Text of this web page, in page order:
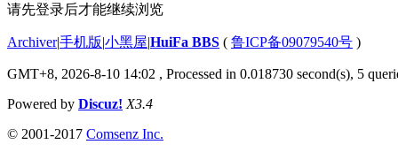
请先登录后才能继续浏览
Archiver|手机版|小黑屋|HuiFa BBS ( 鲁ICP备09079540号 )
GMT+8, 2026-8-10 14:02 , Processed in 0.018730 second(s), 5
Powered by Discuz! X3.4
© 2001-2017 Comsenz Inc.